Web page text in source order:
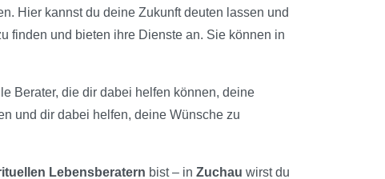
Hier kannst du deine Zukunft deuten lassen und
finden und bieten ihre Dienste an. Sie können in
Berater, die dir dabei helfen können, deine
und dir dabei helfen, deine Wünsche zu
Lebensberatern bist – in Zuchau wirst du